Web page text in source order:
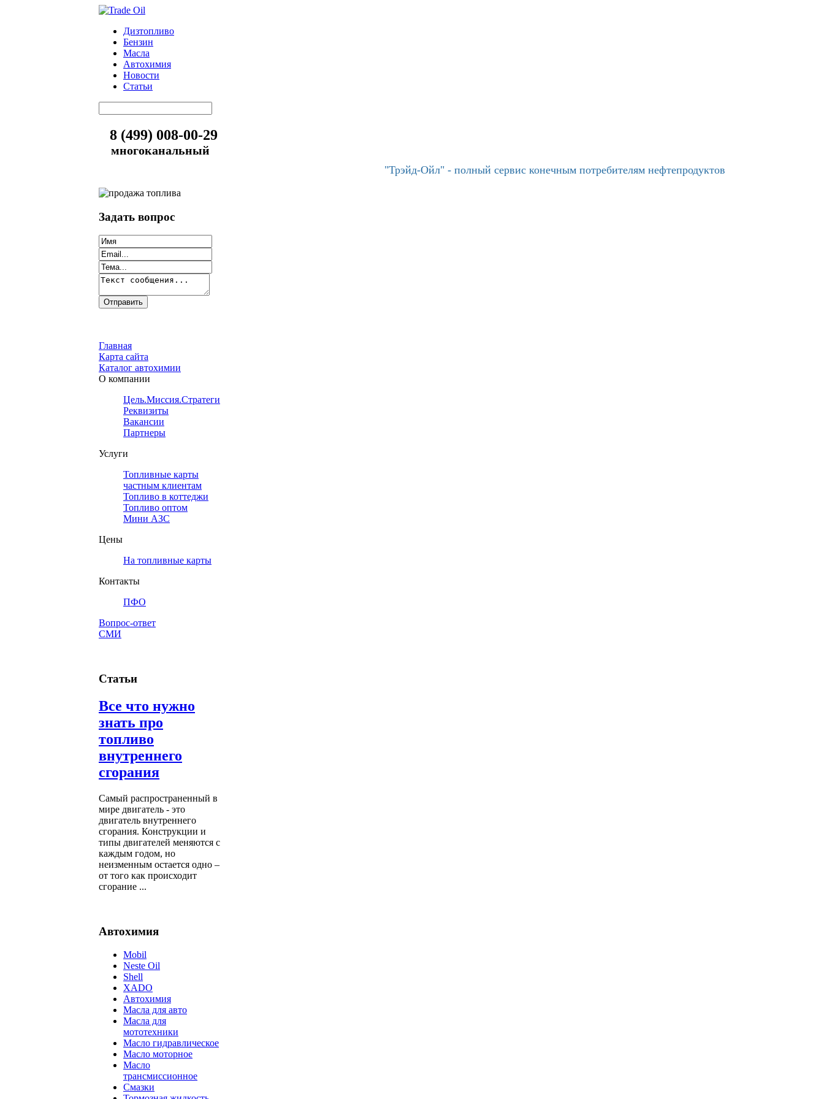
Дизтопливо
Бензин
Масла
Автохимия
Новости
Статьи
8 (499) 008-00-29
многоканальный
"Трэйд-Ойл" - полный сервис конечным потребителям нефтепродуктов
Задать вопрос
Главная
Карта сайта
Каталог автохимии
О компании
Цель.Миссия.Стратегия.
Реквизиты
Вакансии
Партнеры
Услуги
Топливные карты
частным клиентам
Топливо в коттеджи
Топливо оптом
Мини АЗС
Цены
На топливные карты
Контакты
ПФО
Вопрос-ответ
СМИ
Статьи
Все что нужно
знать про
топливо
внутреннего
сгорания
Самый распространенный в
мире двигатель - это
двигатель внутреннего
сгорания. Конструкции и
типы двигателей меняются с
каждым годом, но
неизменным остается одно –
от того как происходит
сгорание ...
Автохимия
Mobil
Neste Oil
Shell
XADO
Автохимия
Масла для авто
Масла для
мототехники
Масло гидравлическое
Масло моторное
Масло
трансмиссионное
Смазки